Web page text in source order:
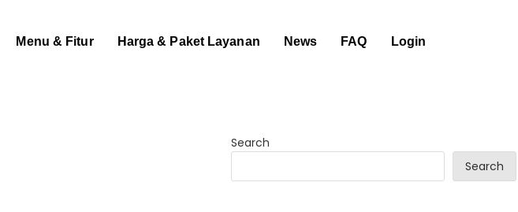
Menu & Fitur Harga & Paket Layanan News FAQ Login
Search
Search